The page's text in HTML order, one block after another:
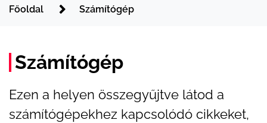
Főoldal Számítógép
Számítógép
Ezen a helyen összegyűjtve látod a
számítógépekhez kapcsolódó cikkeket,